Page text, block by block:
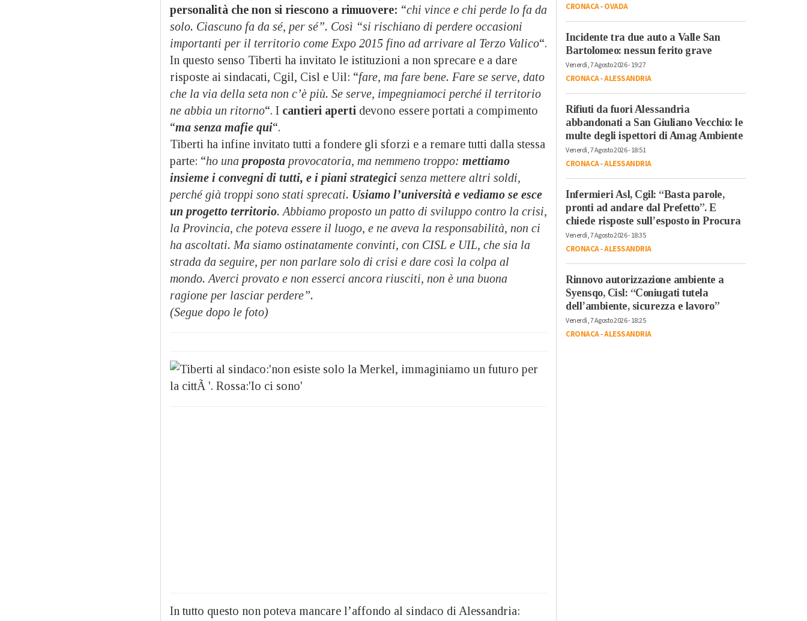
personalità che non si riescono a rimuovere: “chi vince e chi perde lo fa da
solo. Ciascuno fa da sé, per sé”. Così “si rischiano di perdere occasioni
importanti per il territorio come Expo 2015 fino ad arrivare al Terzo Valico“.
In questo senso Tiberti ha invitato le istituzioni a non sprecare e a dare
risposte ai sindacati, Cgil, Cisl e Uil: “fare, ma fare bene. Fare se serve, dato
che la via della seta non c’è più. Se serve, impegniamoci perché il territorio
ne abbia un ritorno“. I cantieri aperti devono essere portati a compimento
“ma senza mafie qui“.
Tiberti ha infine invitato tutti a fondere gli sforzi e a remare tutti dalla stessa
parte: “ho una proposta provocatoria, ma nemmeno troppo: mettiamo
insieme i convegni di tutti, e i piani strategici senza mettere altri soldi,
perché già troppi sono stati sprecati. Usiamo l’università e vediamo se esce
un progetto territorio. Abbiamo proposto un patto di sviluppo contro la crisi,
la Provincia, che poteva essere il luogo, e ne aveva la responsabilità, non ci
ha ascoltati. Ma siamo ostinatamente convinti, con CISL e UIL, che sia la
strada da seguire, per non parlare solo di crisi e dare così la colpa al
mondo. Averci provato e non esserci ancora riusciti, non è una buona
ragione per lasciar perdere”.
(Segue dopo le foto)
In tutto questo non poteva mancare l’affondo al sindaco di Alessandria:
CRONACA-OVADA
Incidente tra due auto a Valle San
Bartolomeo: nessun ferito grave
Venerdì, 7 Agosto 2026 - 19:27
CRONACA-ALESSANDRIA
Rifiuti da fuori Alessandria
abbandonati a San Giuliano Vecchio: le
multe degli ispettori di Amag Ambiente
Venerdì, 7 Agosto 2026 - 18:51
CRONACA-ALESSANDRIA
Infermieri Asl, Cgil: “Basta parole,
pronti ad andare dal Prefetto”. E
chiede risposte sull’esposto in Procura
Venerdì, 7 Agosto 2026 - 18:35
CRONACA-ALESSANDRIA
Rinnovo autorizzazione ambiente a
Syensqo, Cisl: “Coniugati tutela
dell’ambiente, sicurezza e lavoro”
Venerdì, 7 Agosto 2026 - 18:25
CRONACA-ALESSANDRIA